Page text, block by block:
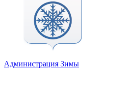
Администрация Зимы